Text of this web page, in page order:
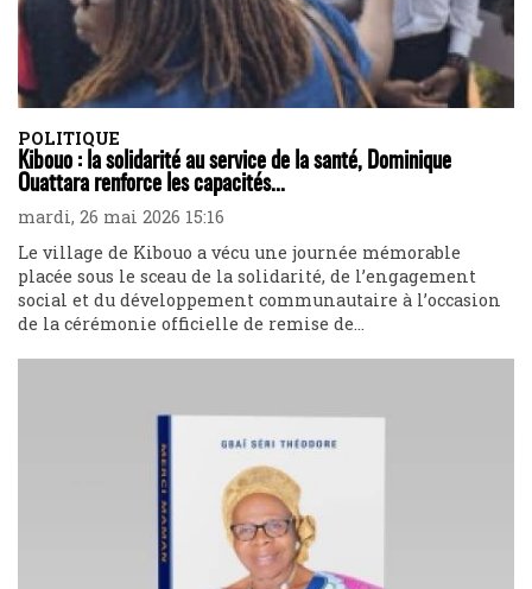
POLITIQUE
Kibouo : la solidarité au service de la santé, Dominique
Ouattara renforce les capacités...
mardi, 26 mai 2026 15:16
Le village de Kibouo a vécu une journée mémorable
placée sous le sceau de la solidarité, de l’engagement
social et du développement communautaire à l’occasion
de la cérémonie officielle de remise de...